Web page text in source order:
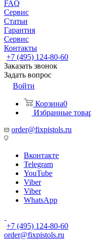
FAQ
Сервис
Статьи
Гарантия
Сервис
Контакты
+7 (495) 124-80-60
Заказать звонок
Задать вопрос
Войти
Корзина0
Избранные
order@fixpistols.ru
Вконтакте
Telegram
YouTube
Viber
Viber
WhatsApp
+7 (495) 124-80-60
order@fixpistols.ru